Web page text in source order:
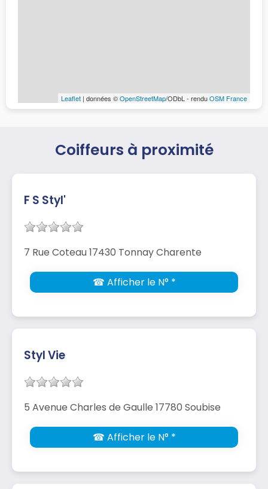
Leaflet | données ©OpenStreetMap/ODbL - renduOSM France
Coiffeurs à proximité
F S Styl'
7 Rue Coteau 17430 Tonnay Charente
☎ Afficher le N° *
Styl Vie
5 Avenue Charles de Gaulle 17780 Soubise
☎ Afficher le N° *